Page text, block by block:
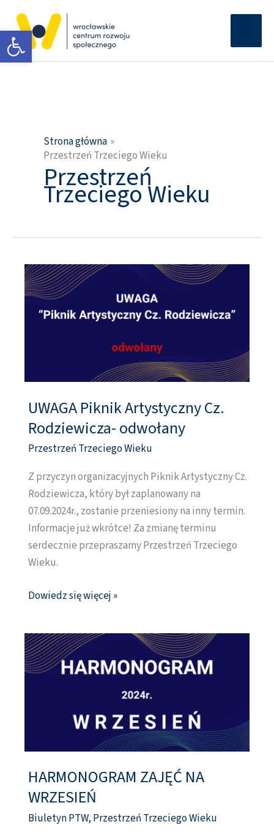
Otwórz pasek narzędzi
treści
Strona główna
Przestrzeń Trzeciego Wieku
Przestrzeń
Trzeciego Wieku
UWAGA Piknik Artystyczny Cz.
Rodziewicza- odwołany
Przestrzeń Trzeciego Wieku
Z przyczyn organizacyjnych Piknik Artystyczny Cz.
Rodziewicza, który był zaplanowany na
07.09.2024r., zostanie przeniesiony na inny termin.
Informacje już wkrótce! Za zmianę terminu
serdecznie przepraszamy Przestrzeń Trzeciego
Wieku.
UWAGA
Piknik
Rodziewicza-
odwołany
Dowiedz się więcej »
HARMONOGRAM ZAJĘĆ NA
WRZESIEŃ
Biuletyn PTW, Przestrzeń Trzeciego Wieku
HARMONOGRAM
ZAJĘĆ
WRZESIEŃ